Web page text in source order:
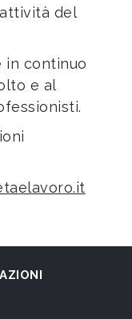
del
in continuo
e al